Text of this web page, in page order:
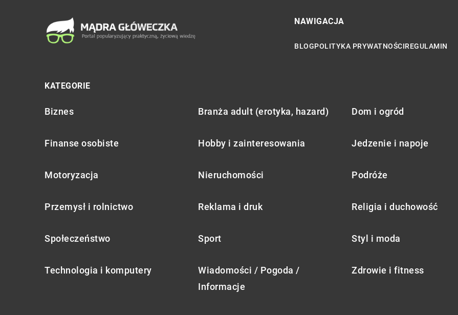
NAWIGACJA
BLOGPOLITYKA PRYWATNOŚCIREGULAMIN
KATEGORIE
Biznes Branża adult (erotyka, hazard) Dom i ogród
Finanse osobiste Hobby i zainteresowania Jedzenie i napoje
Motoryzacja Nieruchomości Podróże
Przemysł i rolnictwo Reklama i druk Religia i duchowość
Społeczeństwo Sport Styl i moda
Technologia i komputery
Wiadomości / Pogoda /
Informacje
Zdrowie i fitness